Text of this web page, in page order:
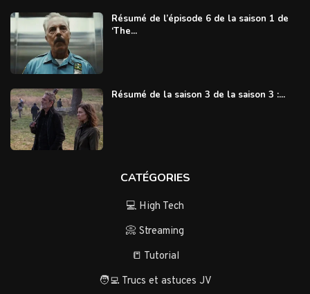
Résumé de l’épisode 6 de la saison 1 de
‘The...
Résumé de la saison 3 de la saison 3 :...
CATÉGORIES
💻 High Tech
📀 Streaming
📒 Tutorial
🧑‍💻 Trucs et astuces JV